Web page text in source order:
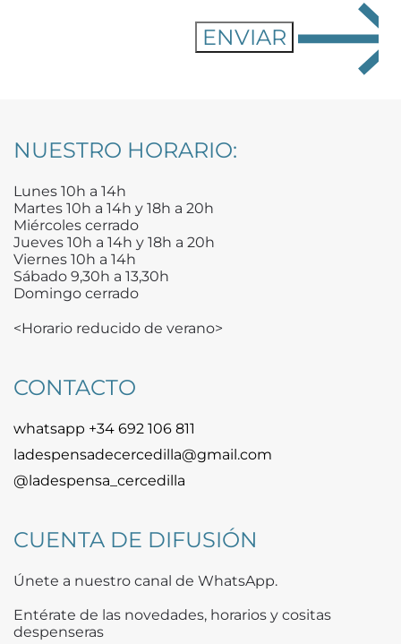
NUESTRO HORARIO:
Lunes 10h a 14h
Martes 10h a 14h y 18h a 20h
Miércoles cerrado
Jueves 10h a 14h y 18h a 20h
Viernes 10h a 14h
Sábado 9,30h a 13,30h
Domingo cerrado
<Horario reducido de verano>
CONTACTO
whatsapp +34 692 106 811
ladespensadecercedilla@gmail.com
@ladespensa_cercedilla
CUENTA DE DIFUSIÓN
Únete a nuestro canal de WhatsApp.
Entérate de las novedades, horarios y cositas
despenseras